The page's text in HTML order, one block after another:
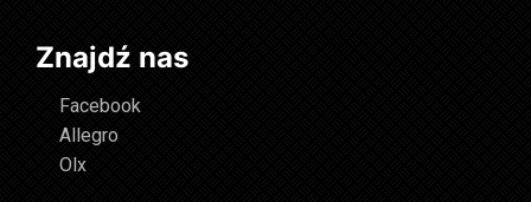
Znajdź nas
Facebook
Allegro
Olx